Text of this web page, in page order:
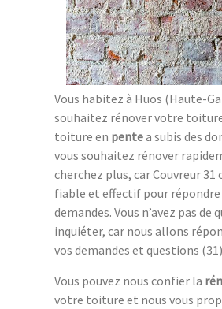
Vous habitez à Huos (Haute-
souhaitez rénover votre
toiture en pentea subis des
vous souhaitez rénover
cherchez plus, car Couvreur 31
fiable et effectif pour répondre
demandes. Vous n’avez pas de
inquiéter, car nous allons
vos demandes et questions
Vous pouvez nous confier la
votre toiture et nous vous